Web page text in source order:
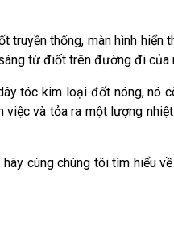
truyền thống, màn hình
từ điốt trên đường đi của
tóc kim loại đốt nóng, nó
việc và tỏa ra một lượng
cùng chúng tôi tìm hiểu